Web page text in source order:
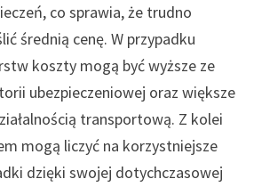
co sprawia, że trudno
średnią cenę. W przypadku
koszty mogą być wyższe ze
ubezpieczeniowej oraz większe
transportową. Z kolei
mogą liczyć na korzystniejsze
dzięki swojej dotychczasowej